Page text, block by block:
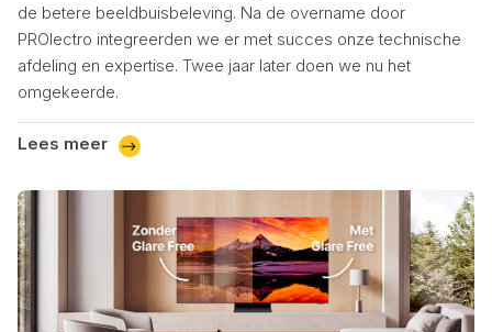
de betere beeldbuisbeleving. Na de overname door
PROlectro integreerden we er met succes onze technische
afdeling en expertise. Twee jaar later doen we nu het
omgekeerde.
Lees meer